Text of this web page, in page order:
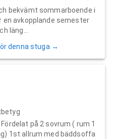
bekvämt sommarboende i
avkopplande semester
läng...
denna stuga →
på 2 sovrum ( rum 1
1st allrum med bäddsoffa